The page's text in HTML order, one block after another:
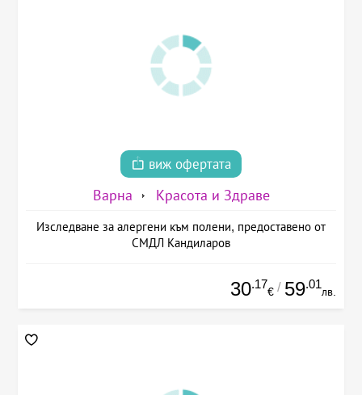
виж офертата
Варна Красота и Здраве
Изследване за алергени към полени, предоставено от
СМДЛ Кандиларов
30.17
€ / 59.01
лв.